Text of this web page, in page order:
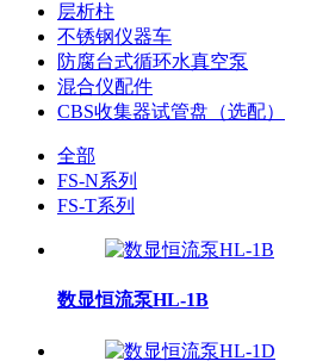
层析柱
不锈钢仪器车
防腐台式循环水真空泵
混合仪配件
CBS收集器试管盘（选配）
全部
FS-N系列
FS-T系列
数显恒流泵HL-1B